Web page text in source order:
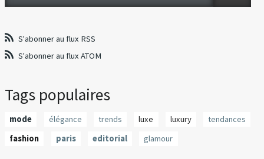
S'abonner au flux RSS
S'abonner au flux ATOM
Tags populaires
mode élégance trends luxe luxury
tendances
fashion
paris editorial glamour